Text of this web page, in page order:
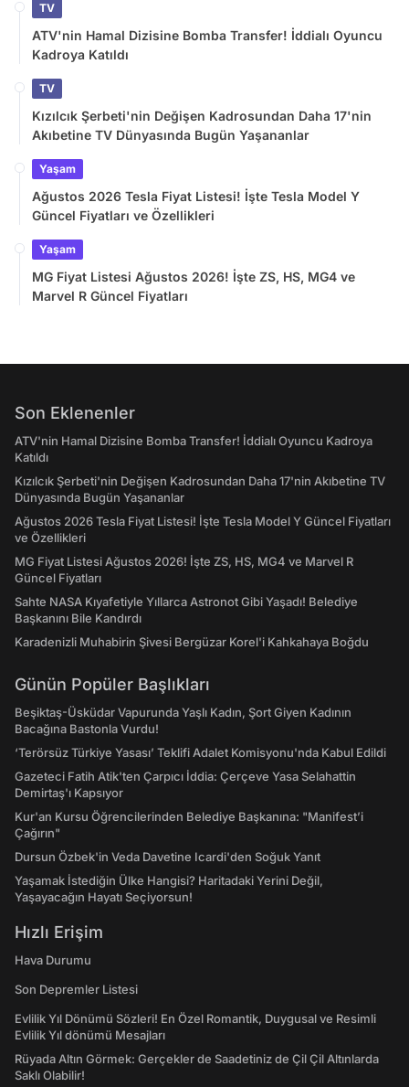
TV
ATV'nin Hamal Dizisine Bomba Transfer! İddialı Oyuncu
Kadroya Katıldı
TV
Kızılcık Şerbeti'nin Değişen Kadrosundan Daha 17'nin
Akıbetine TV Dünyasında Bugün Yaşananlar
Yaşam
Ağustos 2026 Tesla Fiyat Listesi! İşte Tesla Model Y
Güncel Fiyatları ve Özellikleri
Yaşam
MG Fiyat Listesi Ağustos 2026! İşte ZS, HS, MG4 ve
Marvel R Güncel Fiyatları
Son Eklenenler
ATV'nin Hamal Dizisine Bomba Transfer! İddialı Oyuncu Kadroya
Katıldı
Kızılcık Şerbeti'nin Değişen Kadrosundan Daha 17'nin Akıbetine TV
Dünyasında Bugün Yaşananlar
Ağustos 2026 Tesla Fiyat Listesi! İşte Tesla Model Y Güncel Fiyatları
ve Özellikleri
MG Fiyat Listesi Ağustos 2026! İşte ZS, HS, MG4 ve Marvel R
Güncel Fiyatları
Sahte NASA Kıyafetiyle Yıllarca Astronot Gibi Yaşadı! Belediye
Başkanını Bile Kandırdı
Karadenizli Muhabirin Şivesi Bergüzar Korel'i Kahkahaya Boğdu
Günün Popüler Başlıkları
Beşiktaş-Üsküdar Vapurunda Yaşlı Kadın, Şort Giyen Kadının
Bacağına Bastonla Vurdu!
‘Terörsüz Türkiye Yasası’ Teklifi Adalet Komisyonu'nda Kabul Edildi
Gazeteci Fatih Atik'ten Çarpıcı İddia: Çerçeve Yasa Selahattin
Demirtaş'ı Kapsıyor
Kur'an Kursu Öğrencilerinden Belediye Başkanına: "Manifest’i
Çağırın"
Dursun Özbek'in Veda Davetine Icardi'den Soğuk Yanıt
Yaşamak İstediğin Ülke Hangisi? Haritadaki Yerini Değil,
Yaşayacağın Hayatı Seçiyorsun!
Hızlı Erişim
Hava Durumu
Son Depremler Listesi
Evlilik Yıl Dönümü Sözleri! En Özel Romantik, Duygusal ve Resimli
Evlilik Yıl dönümü Mesajları
Rüyada Altın Görmek: Gerçekler de Saadetiniz de Çil Çil Altınlarda
Saklı Olabilir!